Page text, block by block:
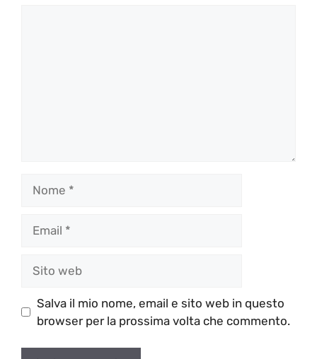
web
Salva il mio nome, email e sito web in questo
browser per la prossima volta che commento.